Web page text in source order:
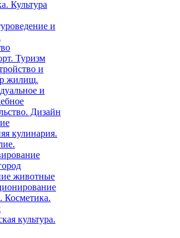
Культура
и
Туризм
и
жилищ.
и
Дизайн
кулинария.
животные
Косметика.
культура.